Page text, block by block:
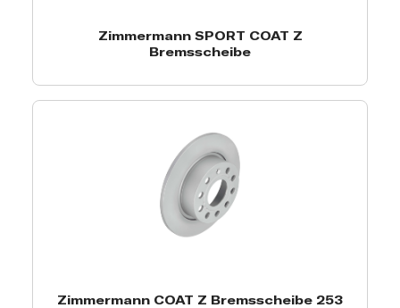
Zimmermann SPORT COAT Z
Bremsscheibe
Zimmermann COAT Z Bremsscheibe 253